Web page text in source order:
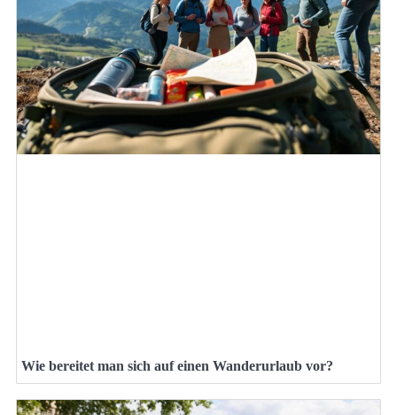
Wie bereitet man sich auf einen Wanderurlaub vor?